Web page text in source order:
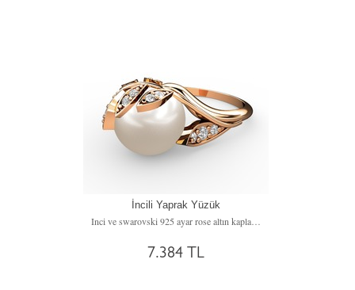
İncili Yaprak Yüzük
Inci ve swarovski 925 ayar rose altın kaplama gümüş yüzük
7.384 TL